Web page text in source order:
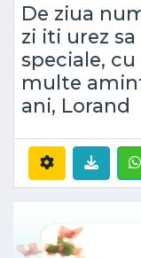
De ziua
zi iti urez
speciale,
multe
ani, Lorand